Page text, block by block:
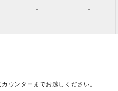
- -
- -
ウンターまでお越しください。